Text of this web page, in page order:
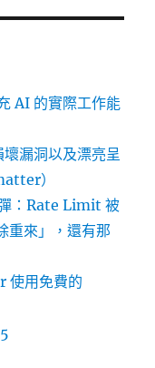
AI 的實際工作能
漏洞以及漂亮呈
）
：Rate Limit 被
重來」，還有那
使用免費的